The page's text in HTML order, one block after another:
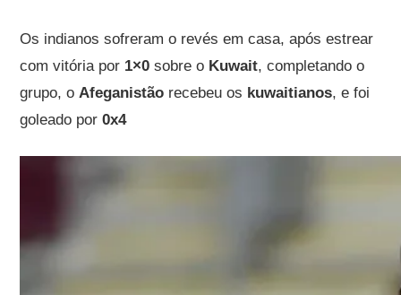
Os indianos sofreram o revés em casa, após estrear
com vitória por 1×0sobre o Kuwait, completando o
grupo, oAfeganistão recebeu os kuwaitianos, e foi
goleado por0x4